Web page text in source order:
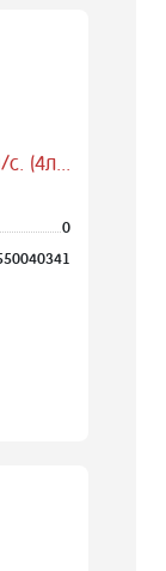
(4л...
0